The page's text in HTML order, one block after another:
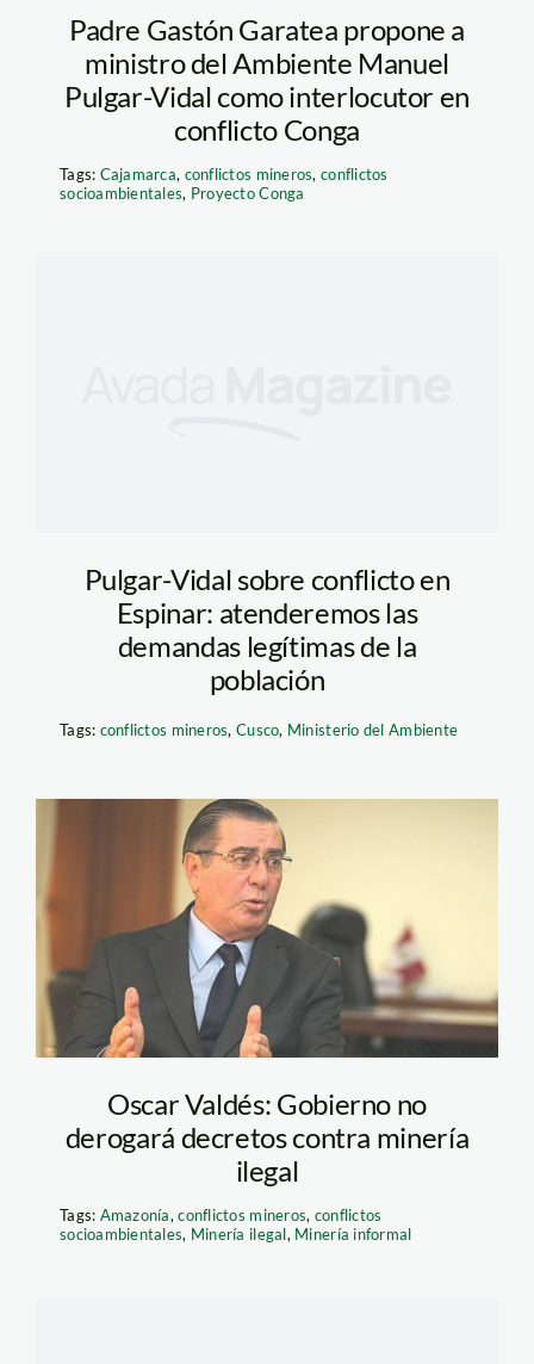
Padre Gastón Garatea propone a
ministro del Ambiente Manuel
Pulgar-Vidal como interlocutor en
conflicto Conga
Tags: Cajamarca, conflictos mineros, conflictos
socioambientales, Proyecto Conga
Pulgar-Vidal sobre conflicto en
Espinar: atenderemos las
demandas legítimas de la
población
Tags: conflictos mineros,Cusco, Ministerio del Ambiente
Oscar Valdés: Gobierno no
derogará decretos contra minería
ilegal
Tags: Amazonía,conflictos mineros, conflictos
socioambientales, Minería ilegal, Minería informal